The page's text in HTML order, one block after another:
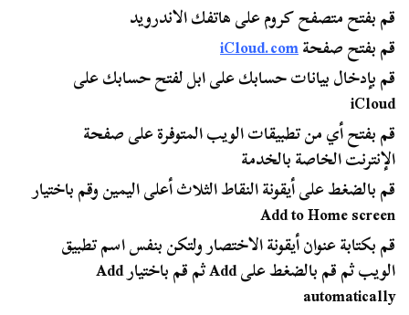
قم بفتح متصفح كروم على هاتفك الاندرويد
قم بفتح صفحةiCloud.com
قم بإدخال بيانات حسابك على ابل لفتح حسابك على
iCloud
قم بفتح أي من تطبيقات الويب المتوفرة على صفحة
الإنترنت الخاصة بالخدمة
قم بالضغط على أيقونة النقاط الثلاث أعلى اليمين وقم باختيار
Add to Home screen
قم بكتابة عنوان أيقونة الاختصار ولتكن بنفس اسم تطبيق
الويب ثم قم بالضغط على Add ثم قم باختيار Add
automatically